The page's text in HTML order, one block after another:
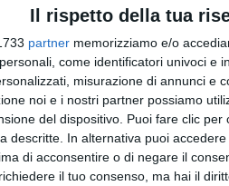
Il rispetto della tua
partner memorizziamo e/o
come identificatori univoci e
misurazione di annunci e
noi e i nostri partner possiamo
del dispositivo. Puoi fare clic
descritte. In alternativa puoi
di acconsentire o di negare il
il tuo consenso, ma hai il